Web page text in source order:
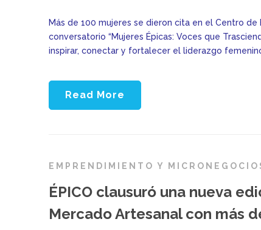
Más de 100 mujeres se dieron cita en el Centro
conversatorio “Mujeres Épicas: Voces que
inspirar, conectar y fortalecer el liderazgo
Read More
EMPRENDIMIENTO Y
ÉPICO clausuró una nueva
Mercado Artesanal con más